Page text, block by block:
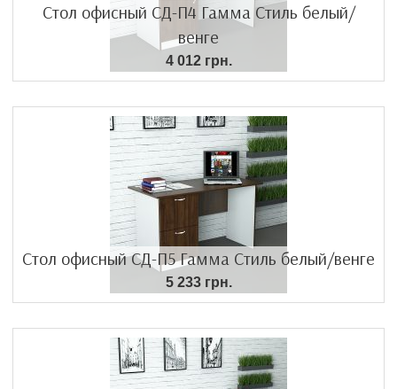
Стол офисный СД-П4 Гамма Стиль белый/
венге
4 012 грн.
Стол офисный СД-П5 Гамма Стиль белый/венге
5 233 грн.